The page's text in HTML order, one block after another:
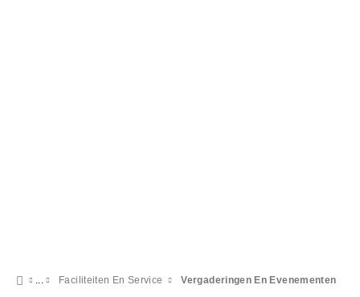
Faciliteiten En Service Vergaderingen En Evenementen